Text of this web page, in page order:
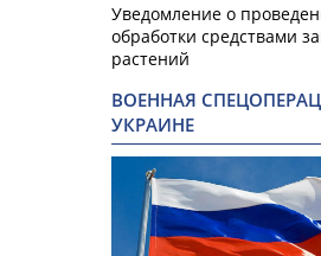
Уведомление о
обработки средствами
растений
ВОЕННАЯ
УКРАИНЕ